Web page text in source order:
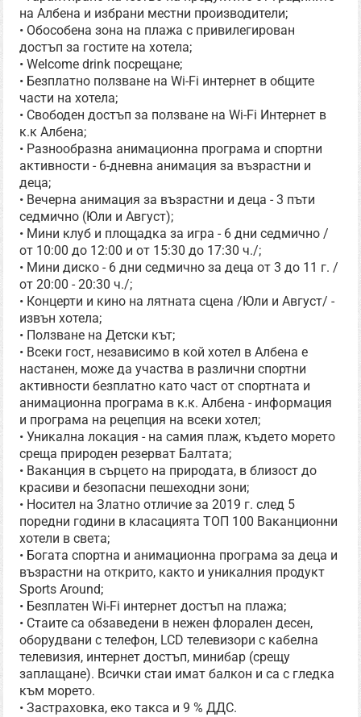
на Албена и избрани местни производители;
• Обособена зона на плажа с привилегирован
достъп за гостите на хотела;
• Welcome drink посрещане;
• Безплатно ползване на Wi-Fi интернет в общите
части на хотела;
• Свободен достъп за ползване на Wi-Fi Интернет в
к.к Албена;
• Разнообразна анимационна програма и спортни
активности - 6-дневна анимация за възрастни и
деца;
• Вечерна анимация за възрастни и деца - 3 пъти
седмично (Юли и Август);
• Мини клуб и площадка за игра - 6 дни седмично /
от 10:00 до 12:00 и от 15:30 до 17:30 ч./;
• Мини диско - 6 дни седмично за деца от 3 до 11 г. /
от 20:00 - 20:30 ч./;
• Концерти и кино на лятната сцена /Юли и Август/ -
извън хотела;
• Ползване на Детски кът;
• Всеки гост, независимо в кой хотел в Албена е
настанен, може да участва в различни спортни
активности безплатно като част от спортната и
анимационна програма в к.к. Албена - информация
и програма на рецепция на всеки хотел;
• Уникална локация - на самия плаж, където морето
среща природен резерват Балтата;
• Ваканция в сърцето на природата, в близост до
красиви и безопасни пешеходни зони;
• Носител на Златно отличие за 2019 г. след 5
поредни години в класацията ТОП 100 Ваканционни
хотели в света;
• Богата спортна и анимационна програма за деца и
възрастни на открито, както и уникалния продукт
Sports Around;
• Безплатен Wi-Fi интернет достъп на плажа;
• Стаите са обзаведени в нежен флорален десен,
оборудвани с телефон, LCD телевизори с кабелна
телевизия, интернет достъп, минибар (срещу
заплащане). Всички стаи имат балкон и са с гледка
към морето.
• Застраховка, еко такса и 9 % ДДС.